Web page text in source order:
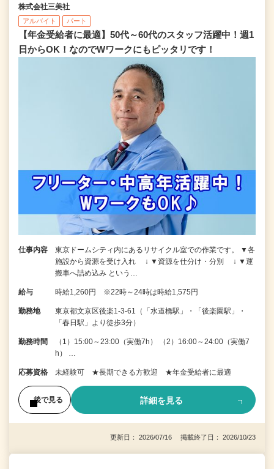
株式会社三美社
アルバイト パート
【年金受給者に最適】50代～60代のスタッフ活躍中！週1
日からOK！なのでWワークにもピッタリです！
仕事内容
東京ドームシティ内にあるリサイクル室での作業です。 ▼各
施設から資源を受け入れ ↓ ▼資源を仕分け・分別 ↓ ▼運
搬車へ詰め込み という…
給与 時給1,260円 ※22時～24時は時給1,575円
勤務地
東京都文京区後楽1-3-61（「水道橋駅」・「後楽園駅」・
「春日駅」より徒歩3分）
勤務時間
（1）15:00～23:00（実働7h） （2）16:00～24:00（実働7
h） …
応募資格 未経験可 ★長期できる方歓迎 ★年金受給者に最適
後で見る 詳細を見る
更新日： 2026/07/16 掲載終了日： 2026/10/23